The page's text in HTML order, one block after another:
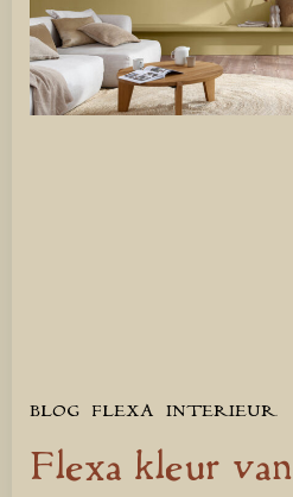
BLOG FLEXA INTERIEUR
Flexa kleur